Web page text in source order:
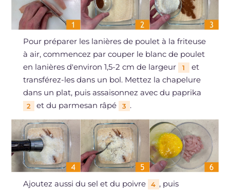
Pour préparer les lanières de poulet à la friteuse
à air, commencez par couper le blanc de poulet
en lanières d'environ 1,5-2 cm de largeur
1
et
transférez-les dans un bol. Mettez la chapelure
dans un plat, puis assaisonnez avec du paprika
2 et du parmesan râpé 3 .
Ajoutez aussi du sel et du poivre 4 , puis